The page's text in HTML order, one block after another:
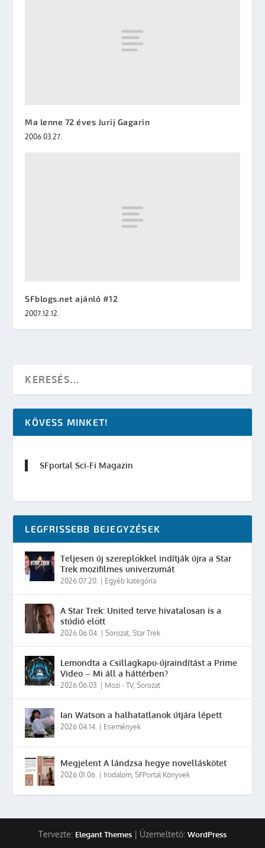
Ma lenne 72 éves Jurij Gagarin
2006.03.27.
SFblogs.net ajánló #12
2007.12.12.
KÖVESS MINKET!
SFportal Sci-Fi Magazin
LEGFRISSEBB BEJEGYZÉSEK
Teljesen új szereplőkkel indítják újra a Star
Trek mozifilmes univerzumát
2026.07.20. Egyéb kategória
A Star Trek: United terve hivatalosan is a
stúdió előtt
2026.06.04. |Sorozat,Star Trek
Lemondta a Csillagkapu-újraindítást a Prime
Video – Mi áll a háttérben?
2026.06.03. Mozi - TV,Sorozat
Ian Watson a halhatatlanok útjára lépett
2026.04.14. Események
Megjelent A lándzsa hegye novelláskötet
2026.01.06. Irodalom,SFPortal Könyvek
Tervezte: Elegant Themes | Üzemeltető: WordPress